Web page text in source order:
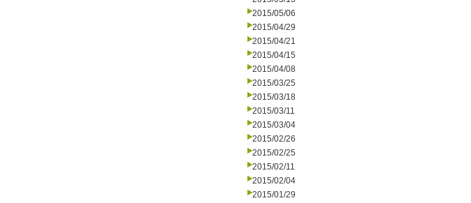
2015/05/06
2015/04/29
2015/04/21
2015/04/15
2015/04/08
2015/03/25
2015/03/18
2015/03/11
2015/03/04
2015/02/26
2015/02/25
2015/02/11
2015/02/04
2015/01/29